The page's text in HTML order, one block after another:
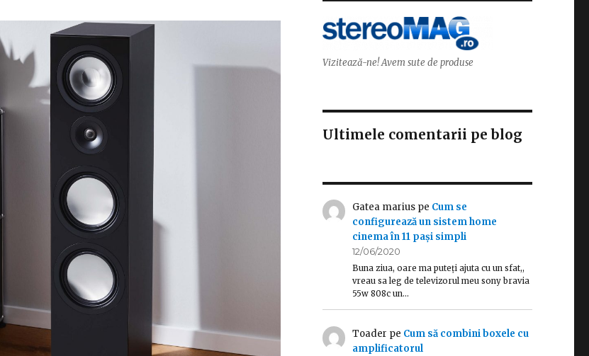
Vizitează-ne! Avem sute de produse
Ultimele comentarii pe blog
Gatea marius pe Cum se
configurează un sistem home
cinema în 11 pași simpli
12/06/2020
Buna ziua, oare ma puteți ajuta cu un sfat,,
vreau sa leg de televizorul meu sony bravia
55w 808c un…
Toader pe Cum să combini boxele cu
amplificatorul